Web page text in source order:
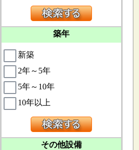
築年
新築
2年～5年
5年～10年
10年以上
その他設備